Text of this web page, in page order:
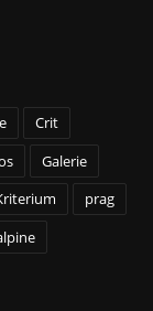
Crit
Galerie
prag